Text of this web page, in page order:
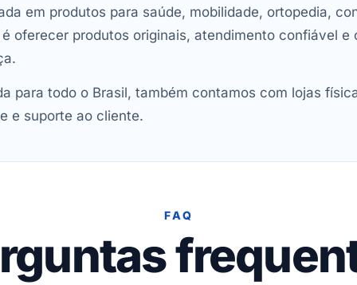
em produtos para saúde, mobilidade, ortopedia,
oferecer produtos originais, atendimento confiável e
para todo o Brasil, também contamos com lojas
e suporte ao cliente.
FAQ